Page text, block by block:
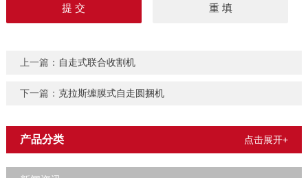
上一篇： 自走式联合收割机
下一篇： 克拉斯缠膜式自走圆捆机
产品分类 点击展开+